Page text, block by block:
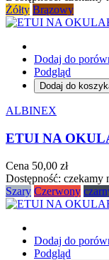
Żółty Brązowy
Dodaj do
Podgląd
Dodaj do
ALBINEX
ETUI NA
Cena 50,00 zł
Dostępność: czekamy
Szary Czerwony
Dodaj do
Podgląd